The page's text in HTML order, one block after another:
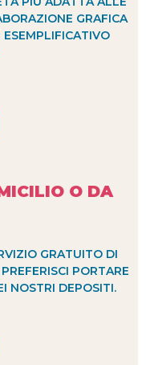
GRAFICA
ESEMPLIFICATIVO
O DA
GRATUITO DI
PORTARE
NOSTRI DEPOSITI.